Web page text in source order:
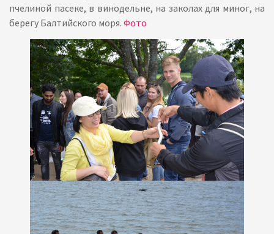
пчелиной пасеке, в винодельне, на заколах для миног, на
берегу Балтийского моря. Фото